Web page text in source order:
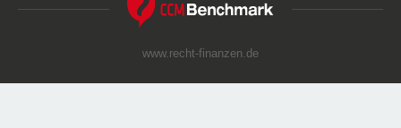
www.recht-finanzen.de